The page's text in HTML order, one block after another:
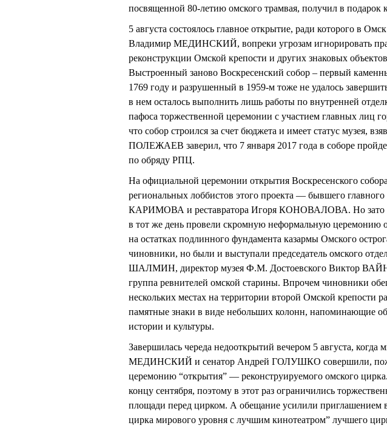
посвященной 80-летию омского трамвая, получил в подарок
5 августа состоялось главное открытие, ради которого в
Владимир МЕДИНСКИЙ, вопреки угрозам игнорировать
реконструкции Омской крепости и других знаковых
Выстроенный заново Воскресенский собор – первый
1769 году и разрушенный в 1959-м тоже не удалось
в нем осталось выполнить лишь работы по внутренней
пафоса торжественной церемонии с участием главных лиц
что собор строился за счет бюджета и имеет статус музея,
ПОЛЕЖАЕВ заверил, что 7 января 2017 года в соборе
по обряду РПЦ.
На официальной церемонии открытия Воскресенского
региональных лоббистов этого проекта — бывшего
КАРИМОВА и реставратора Игоря КОНОВАЛОВА. Но зато
в тот же день провели скромную неформальную церемонию
на остатках подлинного фундамента казармы Омского
чиновники, но были и выступали председатель омского
ШАЛМИН, директор музея Ф.М. Достоевского Виктор
группа ревнителей омской старины. Впрочем чиновники
нескольких местах на территории второй Омской крепости
памятные знаки в виде небольших колонн, напоминающие
истории и культуры.
Завершилась череда недооткрытий вечером 5 августа,
МЕДИНСКИЙ и сенатор Андрей ГОЛУШКО совершили,
церемонию “открытия” — реконструируемого омского
концу сентября, поэтому в этот раз ограничились
площади перед цирком. А обещание усилили приглашением
цирка мирового уровня с лучшим кинотеатром” лучшего